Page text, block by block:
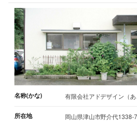
名称(かな) 有限会社アドデザイン（あ
所在地 岡山県津山市野介代1338-7